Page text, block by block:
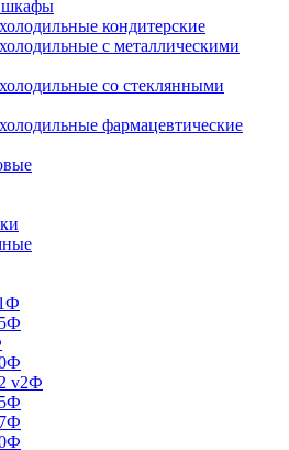
шкафы
кондитерские
с металлическими
со стеклянными
фармацевтические
v2Ф